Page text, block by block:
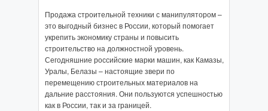
Продажа строительной техники с манипулятором –
это выгодный бизнес в России, который помогает
укрепить экономику страны и повысить
строительство на должностной уровень.
Сегодняшние российские марки машин, как Камазы,
Уралы, Белазы – настоящие звери по
перемещению строительных материалов на
дальние расстояния. Они пользуются успешностью
как в России, так и за границей.